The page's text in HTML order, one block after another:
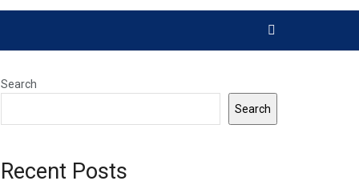
Search
Search
Recent Posts